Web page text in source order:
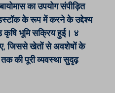
का उपयोग संपीड़ित
के रूप में करने के उद्देश्य
भूमि सक्रिय हुई। ४
जिससे खेतों से अवशेषों के
की पूरी व्यवस्था सुदृढ़